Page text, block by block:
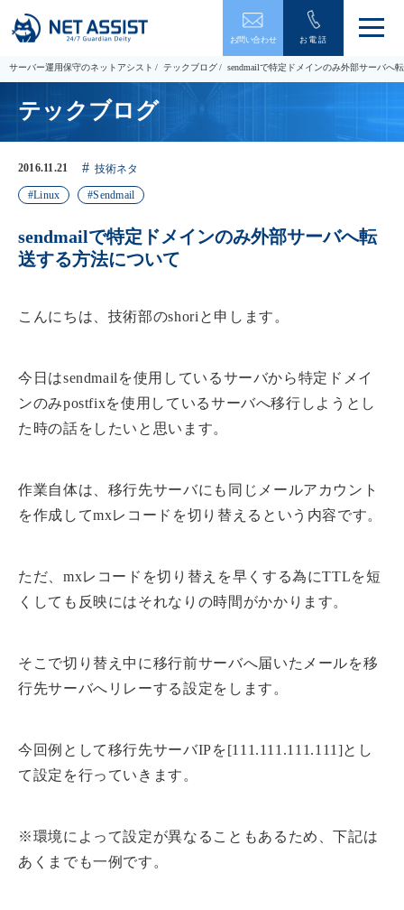
お問い合わせ お電話
メ
ュ
ー
サーバー運用保守のネットアシスト テックブログ sendmailで特定ドメインのみ外部サーバへ
テックブログ
2016.11.21 技術ネタ
Linux Sendmail
sendmailで特定ドメインのみ外部サーバへ転
送する方法について
こんにちは、技術部のshoriと申します。
今日はsendmailを使用しているサーバから特定ドメイ
ンのみpostfixを使用しているサーバへ移行しようとし
た時の話をしたいと思います。
作業自体は、移行先サーバにも同じメールアカウント
を作成してmxレコードを切り替えるという内容です。
ただ、mxレコードを切り替えを早くする為にTTLを短
くしても反映にはそれなりの時間がかかります。
そこで切り替え中に移行前サーバへ届いたメールを移
行先サーバへリレーする設定をします。
今回例として移行先サーバIPを[111.111.111.111]とし
て設定を行っていきます。
※環境によって設定が異なることもあるため、下記は
あくまでも一例です。